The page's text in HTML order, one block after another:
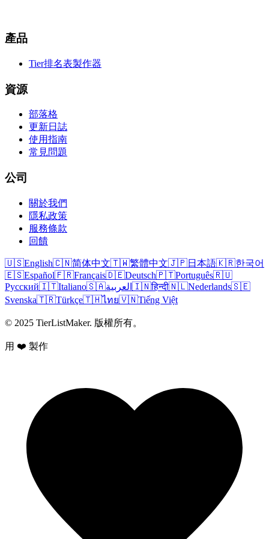
產品
Tier排名表製作器
資源
部落格
更新日誌
使用指南
常見問題
公司
關於我們
隱私政策
服務條款
回饋
🇺🇸English🇨🇳简体中文🇹🇼繁體中文🇯🇵日本語🇰🇷한국어
🇪🇸Español🇫🇷Français🇩🇪Deutsch🇵🇹Português🇷🇺
Русский🇮🇹Italiano🇸🇦العربية 🇮🇳हिन्दी🇳🇱Nederlands🇸🇪
Svenska🇹🇷Türkçe🇹🇭ไทย🇻🇳Tiếng Việt
© 2025 TierListMaker. 版權所有。
用 ❤️ 製作